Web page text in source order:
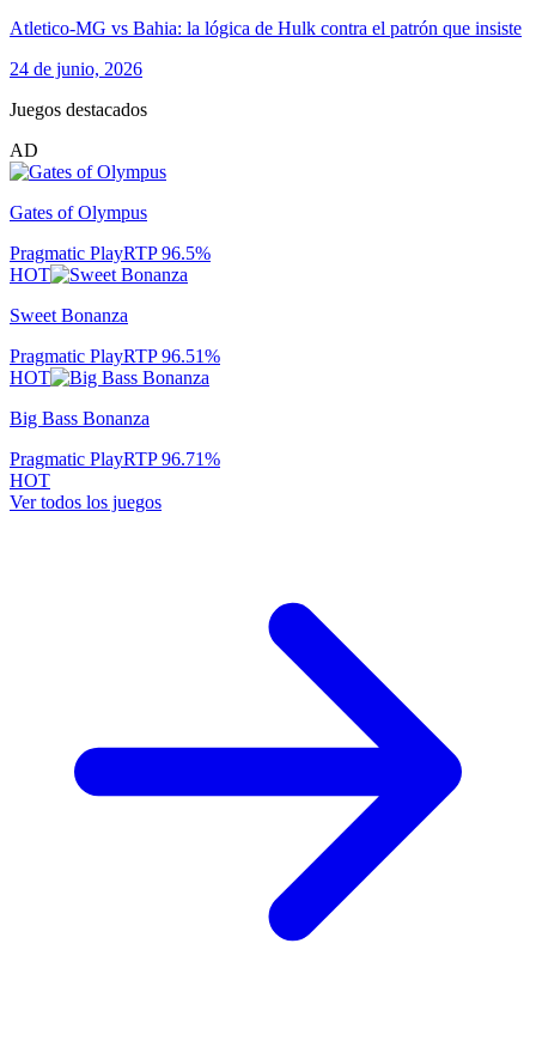
Atletico-MG vs Bahia: la lógica de Hulk contra el patrón que insiste
24 de junio, 2026
Juegos destacados
AD
Gates of Olympus
Pragmatic PlayRTP96.5%
HOT
Sweet Bonanza
Pragmatic PlayRTP96.51%
HOT
Big Bass Bonanza
Pragmatic PlayRTP96.71%
HOT
Ver todos los juegos